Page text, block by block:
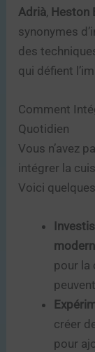
Adrià, Heston
synonymes
des
qui défient
Comment
Quotidien
Vous n’avez
intégrer la
Voici
pour la
créer
pour